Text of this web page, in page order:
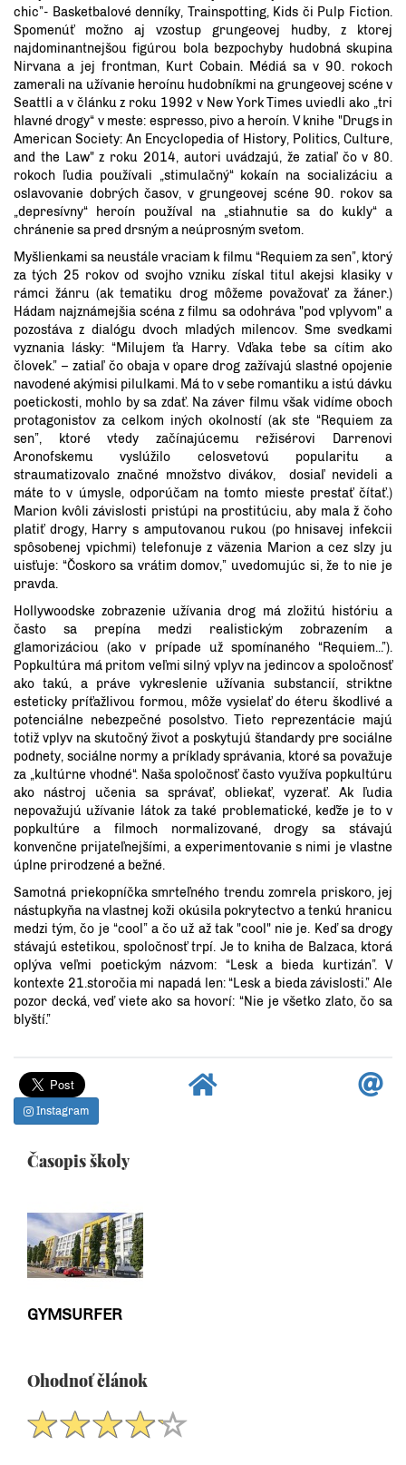
chic”- Basketbalové denníky, Trainspotting, Kids či Pulp Fiction.
Spomenúť možno aj vzostup grungeovej hudby, z ktorej
najdominantnejšou figúrou bola bezpochyby hudobná skupina
Nirvana a jej frontman, Kurt Cobain. Médiá sa v 90. rokoch
zamerali na užívanie heroínu hudobníkmi na grungeovej scéne v
Seattli a v článku z roku 1992 v New York Times uviedli ako „tri
hlavné drogy“ v meste: espresso, pivo a heroín. V knihe "Drugs in
American Society: An Encyclopedia of History, Politics, Culture,
and the Law" z roku 2014, autori uvádzajú, že zatiaľ čo v 80.
rokoch ľudia používali „stimulačný“ kokaín na socializáciu a
oslavovanie dobrých časov, v grungeovej scéne 90. rokov sa
„depresívny“ heroín používal na „stiahnutie sa do kukly“ a
chránenie sa pred drsným a neúprosným svetom.
Myšlienkami sa neustále vraciam k filmu “Requiem za sen”, ktorý
za tých 25 rokov od svojho vzniku získal titul akejsi klasiky v
rámci žánru (ak tematiku drog môžeme považovať za žáner.)
Hádam najznámejšia scéna z filmu sa odohráva "pod vplyvom" a
pozostáva z dialógu dvoch mladých milencov. Sme svedkami
vyznania lásky: “Milujem ťa Harry. Vďaka tebe sa cítim ako
človek.” – zatiaľ čo obaja v opare drog zažívajú slastné opojenie
navodené akýmisi pilulkami. Má to v sebe romantiku a istú dávku
poetickosti, mohlo by sa zdať. Na záver filmu však vidíme oboch
protagonistov za celkom iných okolností (ak ste “Requiem za
sen”, ktoré vtedy začínajúcemu režisérovi Darrenovi
Aronofskemu vyslúžilo celosvetovú popularitu a
straumatizovalo značné množstvo divákov, dosiaľ nevideli a
máte to v úmysle, odporúčam na tomto mieste prestať čítať.)
Marion kvôli závislosti pristúpi na prostitúciu, aby mala ž čoho
platiť drogy, Harry s amputovanou rukou (po hnisavej infekcii
spôsobenej vpichmi) telefonuje z väzenia Marion a cez slzy ju
uisťuje: “Čoskoro sa vrátim domov,” uvedomujúc si, že to nie je
pravda.
Hollywoodske zobrazenie užívania drog má zložitú históriu a
často sa prepína medzi realistickým zobrazením a
glamorizáciou (ako v prípade už spomínaného “Requiem...”).
Popkultúra má pritom veľmi silný vplyv na jedincov a spoločnosť
ako takú, a práve vykreslenie užívania substancií, striktne
esteticky príťažlivou formou, môže vysielať do éteru škodlivé a
potenciálne nebezpečné posolstvo. Tieto reprezentácie majú
totiž vplyv na skutočný život a poskytujú štandardy pre sociálne
podnety, sociálne normy a príklady správania, ktoré sa považuje
za „kultúrne vhodné“. Naša spoločnosť často využíva popkultúru
ako nástroj učenia sa správať, obliekať, vyzerať. Ak ľudia
nepovažujú užívanie látok za také problematické, keďže je to v
popkultúre a filmoch normalizované, drogy sa stávajú
konvenčne prijateľnejšími, a experimentovanie s nimi je vlastne
úplne prirodzené a bežné.
Samotná priekopníčka smrteľného trendu zomrela priskoro, jej
nástupkyňa na vlastnej koži okúsila pokrytectvo a tenkú hranicu
medzi tým, čo je “cool” a čo už až tak "cool" nie je. Keď sa drogy
stávajú estetikou, spoločnosť trpí. Je to kniha de Balzaca, ktorá
oplýva veľmi poetickým názvom: “Lesk a bieda kurtizán”. V
kontexte 21.storočia mi napadá len: “Lesk a bieda závislosti.” Ale
pozor decká, veď viete ako sa hovorí: “Nie je všetko zlato, čo sa
blyští.”
Instagram
Časopis školy
GYMSURFER
Ohodnoť článok